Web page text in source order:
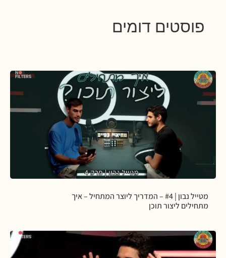
פוסטים דומים
מטייל נבון | #4 – המדריך ליוצר המתחיל – איך
מתחילים ליצור תוכן